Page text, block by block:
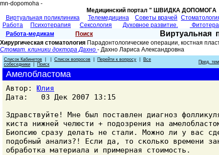
mn-dopomoha -
Медицинский портал " ШВИДКА
Виртуальная поликлиника
Телемедицина Советы врачей
Работа
Психотерапия Сексология Духовное развитие.
Работа-медикам
Поиск Виртуальная
Хирургическая стоматология Парадонтологические операции, костная
Стомат. клиники доктора Дахно - Дахно Лариса Александровна
Список Кабинетов Список вопросов Перейти к вопросу
Все
собеседники
Поиск Пред.
Амелобластома
Автор: Юлия
Дата: 03 Дек 2007 13:15
Здравствуйте! Мне был поставлен диагноз
киста нижней челюсти + подозрения на
Биопсию сразу делать не стали. Можно ли у вас
подобный анализ?! Если да, то сколько времени
обработка материала и примерная стоимость.